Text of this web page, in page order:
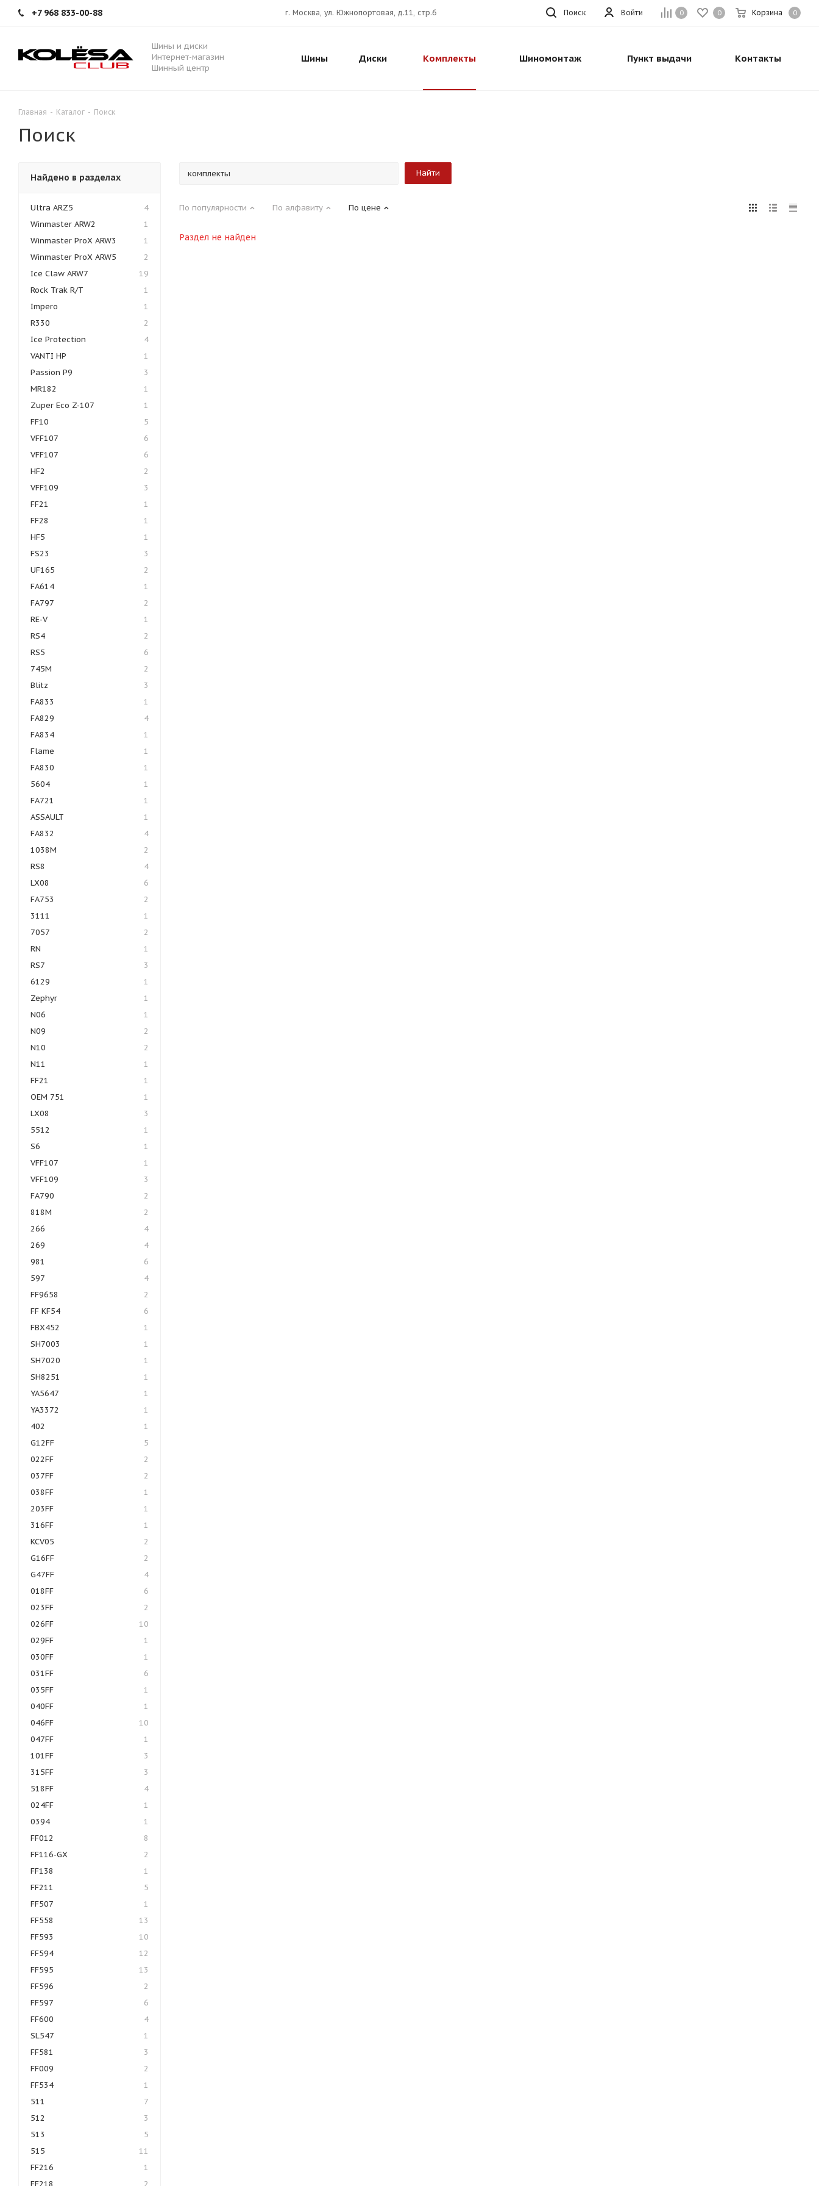
+7 968 833-00-88 0 0 Корзина 0
Войти
г. Москва, ул. Южнопортовая, д.11, стр.6 Поиск
Шины и диски
Интернет-магазин
Шинный центр
Шины Диски Комплекты Шиномонтаж Пункт выдачи Контакты
Главная - Каталог - Поиск
Поиск
По популярности По алфавиту По цене
Раздел не найден
Найдено в разделах
Ultra ARZ5
4
Winmaster ARW2
1
Winmaster ProX ARW3
1
Winmaster ProX ARW5
2
Ice Claw ARW7
19
Rock Trak R/T
1
Impero
1
R330
2
Ice Protection
4
VANTI HP
1
Passion P9
3
MR182
1
Zuper Eco Z-107
1
FF10
5
VFF107
6
VFF107
6
HF2
2
VFF109
3
FF21
1
FF28
1
HF5
1
FS23
3
UF165
2
FA614
1
FA797
2
RE-V
1
RS4
2
RS5
6
745M
2
Blitz
3
FA833
1
FA829
4
FA834
1
Flame
1
FA830
1
5604
1
FA721
1
ASSAULT
1
FA832
4
1038M
2
RS8
4
LX08
6
FA753
2
3111
1
7057
2
RN
1
RS7
3
6129
1
Zephyr
1
N06
1
N09
2
N10
2
N11
1
FF21
1
OEM 751
1
LX08
3
5512
1
S6
1
VFF107
1
VFF109
3
FA790
2
818M
2
266
4
269
4
981
6
597
4
FF9658
2
FF KF54
6
FBX452
1
SH7003
1
SH7020
1
SH8251
1
YA5647
1
YA3372
1
402
1
G12FF
5
022FF
2
037FF
2
038FF
1
203FF
1
316FF
1
KCV05
2
G16FF
2
G47FF
4
018FF
6
023FF
2
026FF
10
029FF
1
030FF
1
031FF
6
035FF
1
040FF
1
046FF
10
047FF
1
101FF
3
315FF
3
518FF
4
024FF
1
0394
1
FF012
8
FF116-GX
2
FF138
1
FF211
5
FF507
1
FF558
13
FF593
10
FF594
12
FF595
13
FF596
2
FF597
6
FF600
4
SL547
1
FF581
3
FF009
2
FF534
1
511
7
512
3
513
5
515
11
FF216
1
FF218
2